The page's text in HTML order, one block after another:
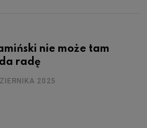
nie może tam
radę
2025